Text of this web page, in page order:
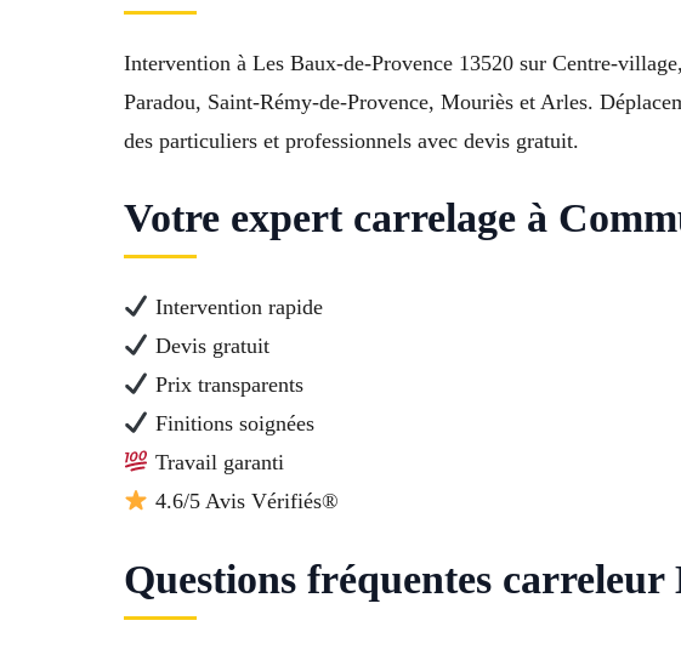
Intervention à Les Baux-de-Provence 13520 sur Centre-
Paradou, Saint-Rémy-de-Provence, Mouriès et Arles.
des particuliers et professionnels avec devis gratuit.
Votre expert carrelage à
Intervention rapide
Devis gratuit
Prix transparents
Finitions soignées
Travail garanti
4.6/5 Avis Vérifiés®
Questions fréquentes